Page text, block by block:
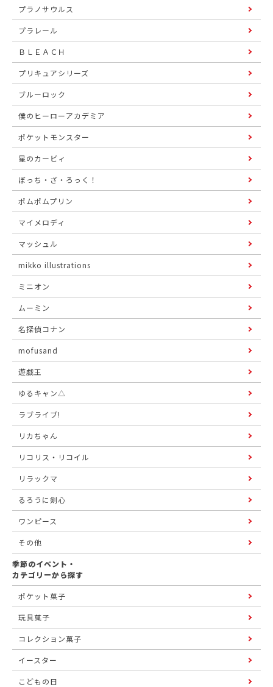
プラノサウルス
プラレール
ＢＬＥＡＣＨ
プリキュアシリーズ
ブルーロック
僕のヒーローアカデミア
ポケットモンスター
星のカービィ
ぼっち・ざ・ろっく！
ポムポムプリン
マイメロディ
マッシュル
mikko illustrations
ミニオン
ムーミン
名探偵コナン
mofusand
遊戯王
ゆるキャン△
ラブライブ!
リカちゃん
リコリス・リコイル
リラックマ
るろうに剣心
ワンピース
その他
季節のイベント・
カテゴリーから探す
ポケット菓子
玩具菓子
コレクション菓子
イースター
こどもの日